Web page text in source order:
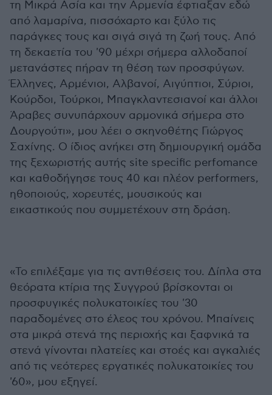
τη Μικρά Ασία και την Αρμενία έφτιαξαν εδώ
από λαμαρίνα, πισσόχαρτο και ξύλο τις
παράγκες τους και σιγά σιγά τη ζωή τους. Από
τη δεκαετία του '90 μέχρι σήμερα αλλοδαποί
μετανάστες πήραν τη θέση των προσφύγων.
Έλληνες, Αρμένιοι, Αλβανοί, Αιγύπτιοι, Σύριοι,
Κούρδοι, Τούρκοι, Μπαγκλαντεσιανοί και άλλοι
Άραβες συνυπάρχουν αρμονικά σήμερα στο
Δουργούτι», μου λέει ο σκηνοθέτης Γιώργος
Σαχίνης. Ο ίδιος ανήκει στη δημιουργική ομάδα
της ξεχωριστής αυτής site specific perfomance
και καθοδήγησε τους 40 και πλέον performers,
ηθοποιούς, χορευτές, μουσικούς και
εικαστικούς που συμμετέχουν στη δράση.
«Το επιλέξαμε για τις αντιθέσεις του. Δίπλα στα
θεόρατα κτίρια της Συγγρού βρίσκονται οι
προσφυγικές πολυκατοικίες του '30
παραδομένες στο έλεος του χρόνου. Μπαίνεις
στα μικρά στενά της περιοχής και ξαφνικά τα
στενά γίνονται πλατείες και στοές και αγκαλιές
από τις νεότερες εργατικές πολυκατοικίες του
'60», μου εξηγεί.